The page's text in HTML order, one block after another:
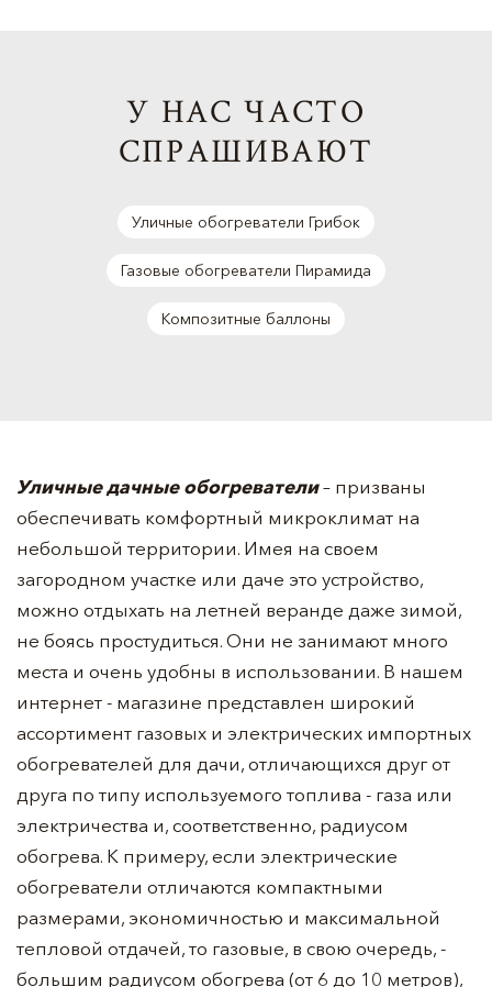
У НАС ЧАСТО
СПРАШИВАЮТ
Уличные обогреватели Грибок
Газовые обогреватели Пирамида
Композитные баллоны
Уличные дачные обогреватели– призваны
обеспечивать комфортный микроклимат на
небольшой территории. Имея на своем
загородном участке или даче это устройство,
можно отдыхать на летней веранде даже зимой,
не боясь простудиться. Они не занимают много
места и очень удобны в использовании. В нашем
интернет - магазине представлен широкий
ассортимент газовых и электрических импортных
обогревателей для дачи, отличающихся друг от
друга по типу используемого топлива - газа или
электричества и, соответственно, радиусом
обогрева. К примеру, если электрические
обогреватели отличаются компактными
размерами, экономичностью и максимальной
тепловой отдачей, то газовые, в свою очередь, -
большим радиусом обогрева (от 6 до 10 метров),